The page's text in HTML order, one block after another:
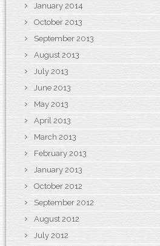
January 2014
October 2013
September 2013
August 2013
July 2013
June 2013
May 2013
April 2013
March 2013
February 2013
January 2013
October 2012
September 2012
August 2012
July 2012